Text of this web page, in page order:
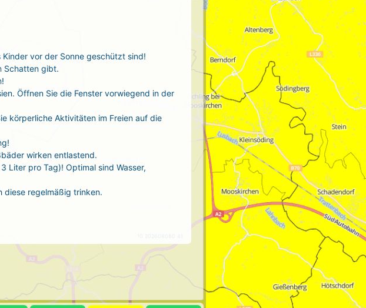
vor der Sonne geschützt sind!
Schatten gibt.
Öffnen Sie die Fenster vorwiegend in der
körperliche Aktivitäten im Freien auf die
wirken entlastend.
Liter pro Tag)! Optimal sind Wasser,
diese regelmäßig trinken.